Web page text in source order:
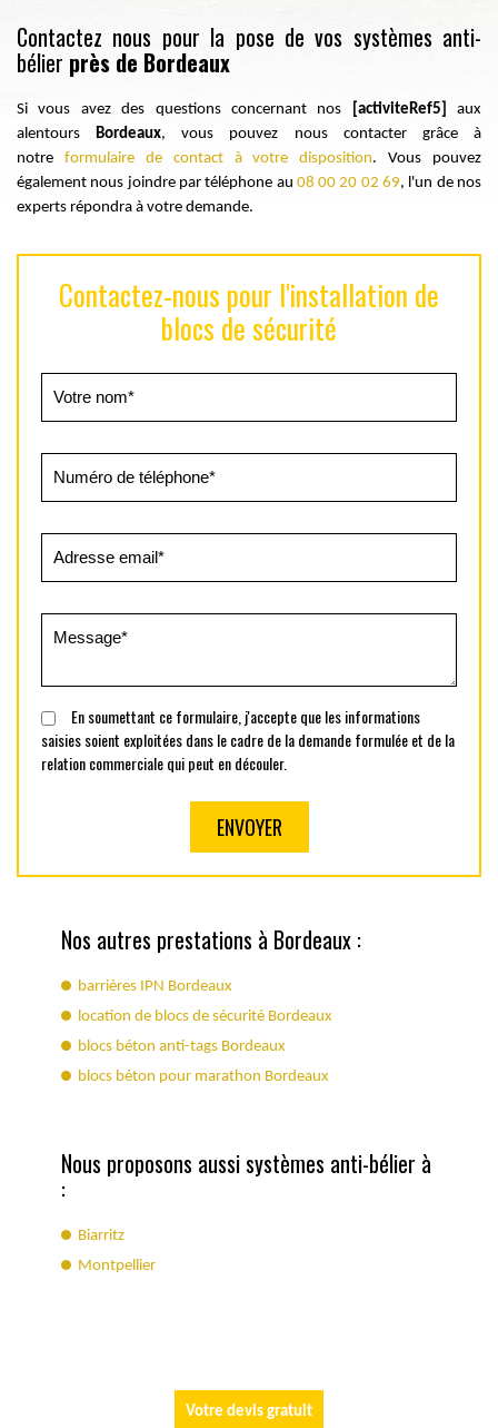
Contactez nous pour la pose de vos systèmes anti-
bélier près de Bordeaux
Si vous avez des questions concernant nos [activiteRef5]
aux
alentoursBordeaux, vous pouvez nous contacter grâce à
notre formulaire de contact à votre disposition. Vous pouvez
également nous joindre par téléphone au 08 00 20 02 69, l'un de nos
experts répondra à votre demande.
Contactez-nous pour l'installation de
blocs de sécurité
En soumettant ce formulaire, j'accepte que les informations
saisies soient exploitées dans le cadre de la demande formulée et de la
relation commerciale qui peut en découler.
Nos autres prestations à Bordeaux :
barrières IPN Bordeaux
location de blocs de sécurité Bordeaux
blocs béton anti-tags Bordeaux
blocs béton pour marathon Bordeaux
Nous proposons aussi systèmes anti-bélier à
:
Biarritz
Montpellier
Votre devis gratuit